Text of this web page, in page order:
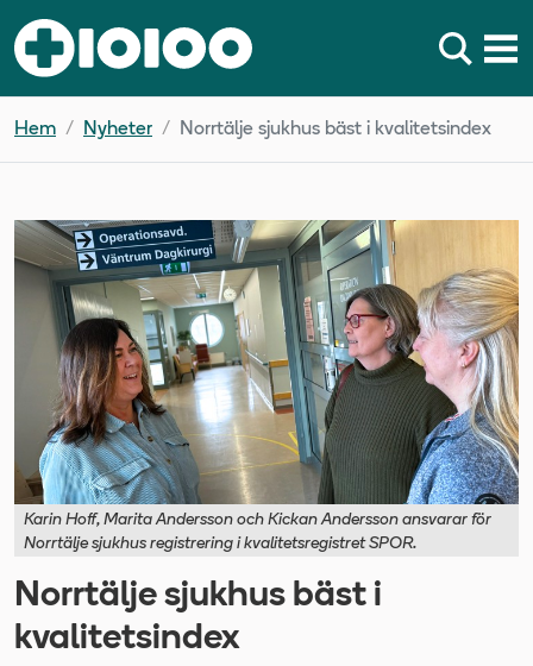
Hem Nyheter Norrtälje sjukhus bäst i kvalitetsindex
Karin Hoff, Marita Andersson och Kickan Andersson ansvarar för
Norrtälje sjukhus registrering i kvalitetsregistret SPOR.
Norrtälje sjukhus bäst i
kvalitetsindex